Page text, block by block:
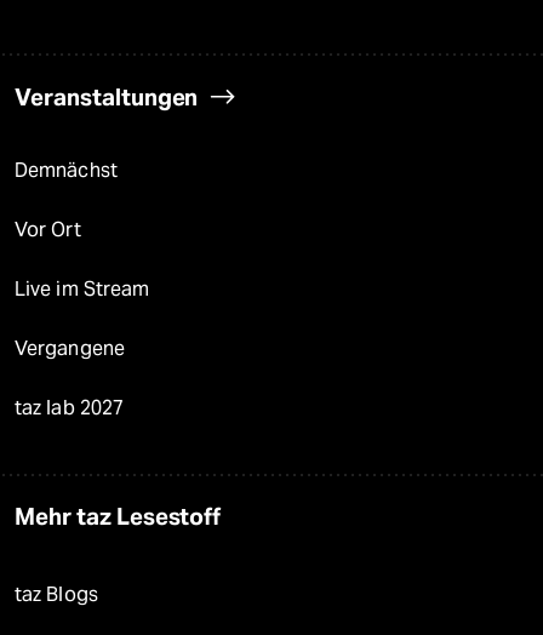
Veranstaltungen
Demnächst
Vor Ort
Live im Stream
Vergangene
taz lab 2027
Mehr taz Lesestoff
taz Blogs